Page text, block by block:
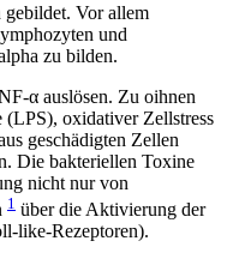
Vor allem
und
zu bilden.
α auslösen. Zu oihnen
(LPS), oxidativer Zellstress
geschädigten Zellen
Die bakteriellen Toxine
nicht nur von
1 über die Aktivierung der
like-Rezeptoren).